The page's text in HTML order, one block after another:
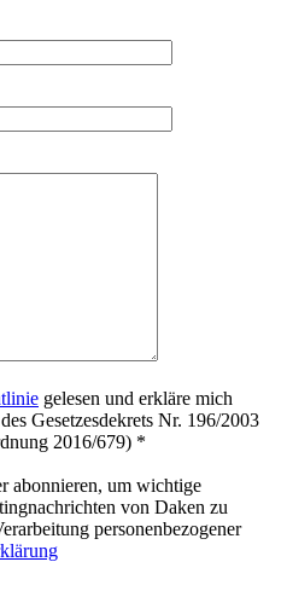
gelesen und erkläre mich
Gesetzesdekrets Nr. 196/2003
2016/679) *
abonnieren, um wichtige
von Daken zu
personenbezogener